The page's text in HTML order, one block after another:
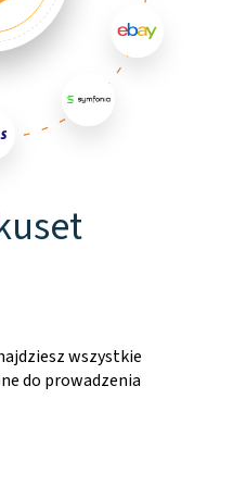
wszystkie
do prowadzenia